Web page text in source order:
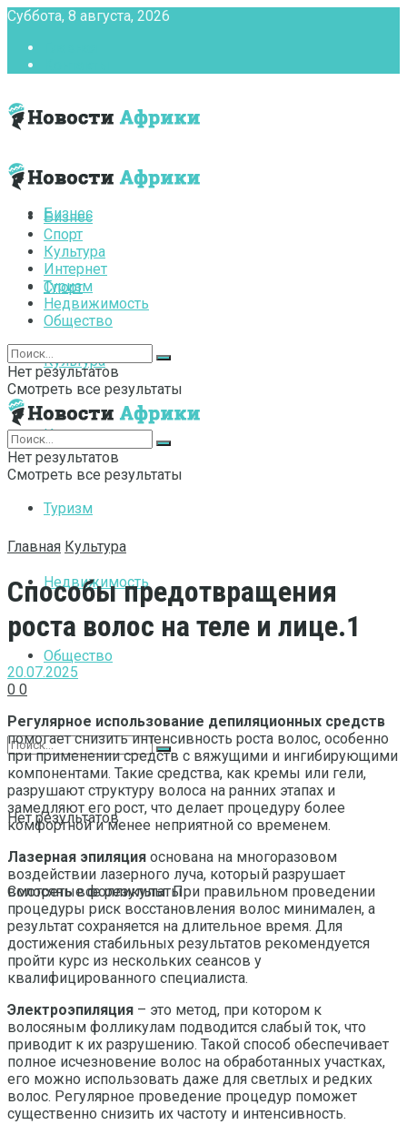
Суббота, 8 августа, 2026
Бизнес
Спорт
Культура
Интернет
Туризм
Недвижимость
Общество
Нет результатов
Смотреть все результаты
Бизнес
Спорт
Культура
Интернет
Туризм
Недвижимость
Общество
Нет результатов
Смотреть все результаты
Нет результатов
Смотреть все результаты
Главная Культура
Способы предотвращения
роста волос на теле и лице.1
20.07.2025
0 0
Регулярное использование депиляционных средств
помогает снизить интенсивность роста волос, особенно
при применении средств с вяжущими и ингибирующими
компонентами. Такие средства, как кремы или гели,
разрушают структуру волоса на ранних этапах и
замедляют его рост, что делает процедуру более
комфортной и менее неприятной со временем.
Лазерная эпиляция основана на многоразовом
воздействии лазерного луча, который разрушает
волосяные фолликулы. При правильном проведении
процедуры риск восстановления волос минимален, а
результат сохраняется на длительное время. Для
достижения стабильных результатов рекомендуется
пройти курс из нескольких сеансов у
квалифицированного специалиста.
Электроэпиляция – это метод, при котором к
волосяным фолликулам подводится слабый ток, что
приводит к их разрушению. Такой способ обеспечивает
полное исчезновение волос на обработанных участках,
его можно использовать даже для светлых и редких
волос. Регулярное проведение процедур поможет
существенно снизить их частоту и интенсивность.